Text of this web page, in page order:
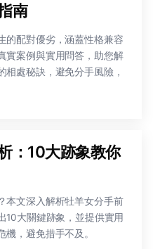
南
的配對優劣，涵蓋性格兼容
實案例與實用問答，助您解
相處秘訣，避免分手風險，
：10大跡象教你
本文深入解析牡羊女分手前
10大關鍵跡象，並提供實用
，避免措手不及。